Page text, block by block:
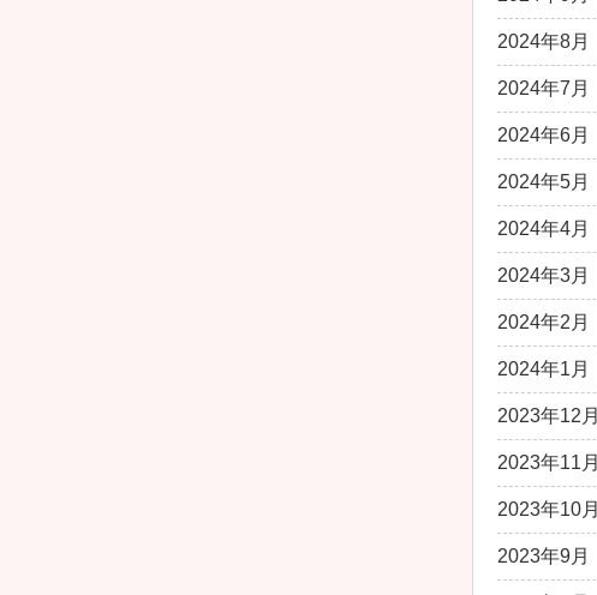
2024年8月
2024年7月
2024年6月
2024年5月
2024年4月
2024年3月
2024年2月
2024年1月
2023年12月
2023年11月
2023年10月
2023年9月